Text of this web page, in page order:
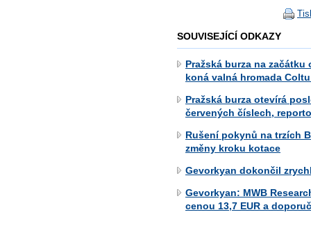
SOUVISEJÍCÍ ODKAZY
Pražská burza na
koná valná hromada
Pražská burza otevírá
červených číslech,
Rušení pokynů na trzích
změny kroku kotace
Gevorkyan dokončil
Gevorkyan: MWB
cenou 13,7 EUR a